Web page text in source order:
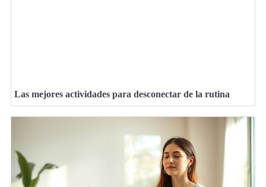
Las mejores actividades para desconectar de la rutina